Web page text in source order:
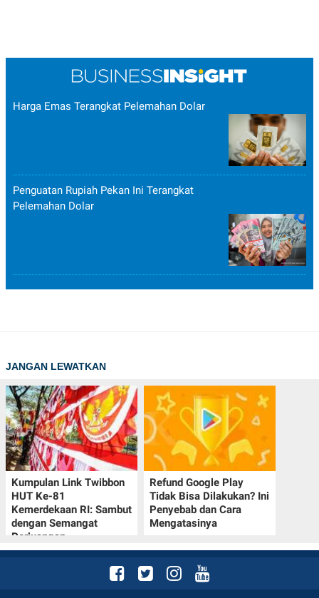
Harga Emas Terangkat Pelemahan Dolar
Penguatan Rupiah Pekan Ini Terangkat
Pelemahan Dolar
JANGAN LEWATKAN
Kumpulan Link Twibbon
HUT Ke-81
Kemerdekaan RI: Sambut
dengan Semangat
Perjuangan
Refund Google Play
Tidak Bisa Dilakukan? Ini
Penyebab dan Cara
Mengatasinya